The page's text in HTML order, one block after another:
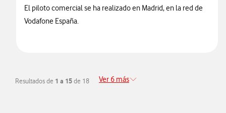
El piloto comercial se ha realizado en Madrid, en la red de
Vodafone España.
Resultados de 1 a 15de 18 Ver 6 más